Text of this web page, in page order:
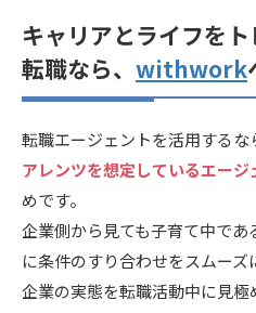
キャリアとライフを
転職なら、 withwork
転職エージェントを活用するな
アレンツを想定しているエージ
めです。
企業側から見ても子育て中で
に条件のすり合わせをスムーズ
企業の実態を転職活動中に見